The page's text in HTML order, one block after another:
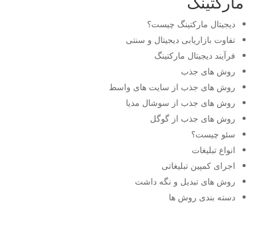
دیجیتال مارکتینگ چیست؟
تفاوت بازاریابی دیجیتال و سنتی
فرآیند دیجیتال مارکتینگ
روش های جذب
روش های جذب از سایت های واسط
روش های جذب از سوشال مدیا
روش های جذب از گوگل
سئو چیست؟
انواع تبلیغات
اجرای کمپین تبلیغاتی
روش های تبدیل و نگه داشت
دسته بندی روش ها